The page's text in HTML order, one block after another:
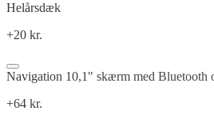
Helårsdæk
+20 kr.
Navigation 10,1" skærm med Bluetooth
+64 kr.